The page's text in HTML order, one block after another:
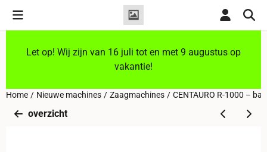
Cookievoorkeuren zijn momenteel gesloten.
Let op! Wij zijn van 16 juli tot en met 9 augustus op
vakantie!
Home / Nieuwe machines / Zaagmachines / CENTAURO R-1000 –
overzicht